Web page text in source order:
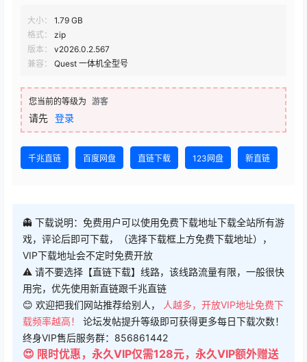
大小：
1.79 GB
格式：
zip
版本：
v2026.0.2.567
兼容：
Quest 一体机全型号
您当前的等级为 游客
请先 登录
千兆直链 百度网盘 直链下载 123网盘 新直链
👻 下载说明：免费用户可以使用免费下载地址下载全站所有游
戏，评论后即可下载，（选择下载框上方免费下载地址），
VIP下载地址会不定时免费开放
⚠ 请不要选择【直链下载】线路，该线路流量有限，一般很快
用完，优先使用新直链跟千兆直链
😊 欢迎把我们网站推荐给别人，
人越多，开放VIP地址免费下
载频率越高！ 论坛发帖提升等级即可获得更多每日下载次数！
终身VIP售后服务群：856861442
😍 限时优惠，永久VIP仅需128元，永久VIP额外赠送